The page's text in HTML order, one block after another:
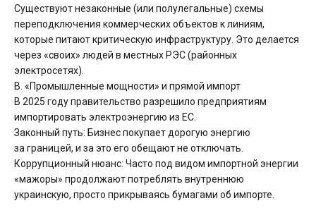
Существуют незаконные (или полулегальные) схемы
переподключения коммерческих объектов к линиям,
которые питают критическую инфраструктуру. Это делается
через «своих» людей в местных РЭС (районных
электросетях).
В. «Промышленные мощности» и прямой импорт
В 2025 году правительство разрешило предприятиям
импортировать электроэнергию из ЕС.
Законный путь: Бизнес покупает дорогую энергию
за границей, и за это его обещают не отключать.
Коррупционный нюанс: Часто под видом импортной энергии
«мажоры» продолжают потреблять внутреннюю
украинскую, просто прикрываясь бумагами об импорте.